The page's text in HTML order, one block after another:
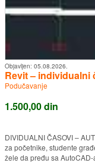
Objavljen: 05.08.2026.
Revit – individualni
Podučavanje
1.500,00 din
DIVIDUALNI ČASOVI –
za početnike, studente
žele da pređu sa AutoCAD-